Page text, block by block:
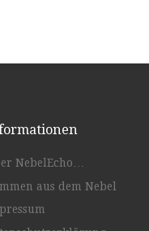
NebelEcho…
aus dem Nebel